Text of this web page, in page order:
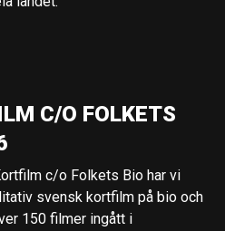
C/O FOLKETS
c/o Folkets Bio har vi
svensk kortfilm på bio och
150 filmer ingått i